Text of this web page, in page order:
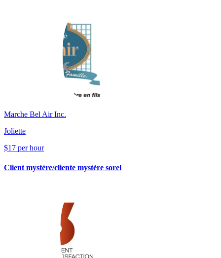
Marche Bel Air Inc.
Joliette
$17 per hour
Client mystère/cliente mystère sorel